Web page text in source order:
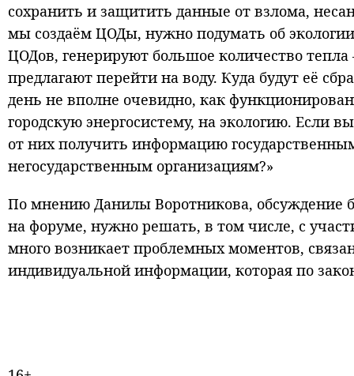
сохранить и защитить данные от взлома,
мы создаём ЦОДы, нужно подумать об
ЦОДов, генерируют большое количество
предлагают перейти на воду. Куда будут её
день не вполне очевидно, как
городскую энергосистему, на экологию. Если
от них получить информацию
негосударственным организациям?»
По мнению Данилы Воротникова, обсуждение
на форуме, нужно решать, в том числе, с
много возникает проблемных моментов,
индивидуальной информации, которая по